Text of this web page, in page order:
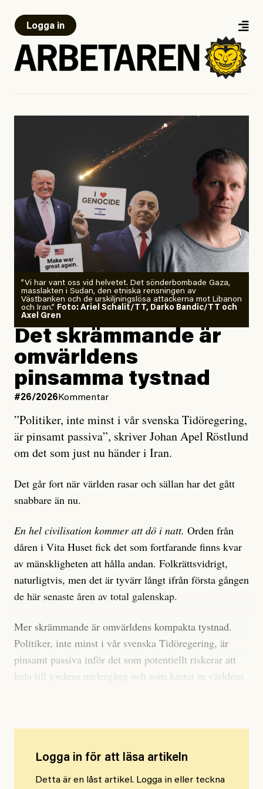
Logga in
”Vi har vant oss vid helvetet. Det sönderbombade Gaza,
masslakten i Sudan, den etniska rensningen av
Västbanken och de urskiljningslösa attackerna mot Libanon
och Iran.” Foto: Ariel Schalit/TT, Darko Bandic/TT och
Axel Gren
Det skrämmande är
omvärldens
pinsamma tystnad
#26/2026 Kommentar
”Politiker, inte minst i vår svenska Tidöregering,
är pinsamt passiva”, skriver Johan Apel Röstlund
om det som just nu händer i Iran.
Det går fort när världen rasar och sällan har det gått
snabbare än nu.
En hel civilisation kommer att dö i natt. Orden från
dåren i Vita Huset fick det som fortfarande finns kvar
av mänskligheten att hålla andan. Folkrättsvidrigt,
naturligtvis, men det är tyvärr långt ifrån första gången
de här senaste åren av total galenskap.
Mer skrämmande är omvärldens kompakta tystnad.
Politiker, inte minst i vår svenska Tidöregering, är
pinsamt passiva inför det som potentiellt riskerar att
leda till jordens undergång och som kastat in världens
Logga in för att läsa artikeln
Detta är en låst artikel. Logga in eller teckna